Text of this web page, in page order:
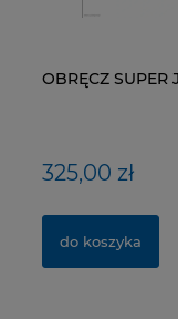
OBRĘCZ SUPER
325,00 zł
do koszyka
ŁAŃCUCH KMC
40,00 zł
do koszyka